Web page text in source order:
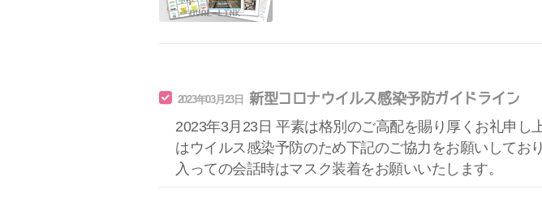
2023年03月23日 新型コロナウイルス感染予防ガイドライン
2023年3月23日 平素は格別のご高配を賜り厚くお礼申
はウイルス感染予防のため下記のご協力をお願いして
入っての会話時はマスク装着をお願いいたします。